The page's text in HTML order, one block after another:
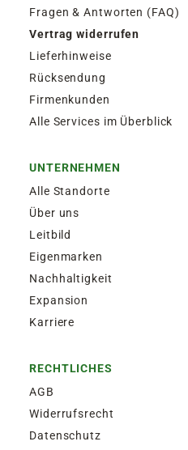
Fragen & Antworten (FAQ)
Vertrag widerrufen
Lieferhinweise
Rücksendung
Firmenkunden
Alle Services im Überblick
UNTERNEHMEN
Alle Standorte
Über uns
Leitbild
Eigenmarken
Nachhaltigkeit
Expansion
Karriere
RECHTLICHES
AGB
Widerrufsrecht
Datenschutz